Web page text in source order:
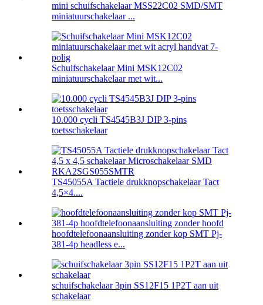
mini schuifschakelaar MSS22C02 SMD/SMT
miniatuurschakelaar ...
Schuifschakelaar Mini MSK12C02
miniatuurschakelaar met wit...
10.000 cycli TS4545B3J DIP 3-pins
toetsschakelaar
TS45055A Tactiele drukknopschakelaar Tact
4,5×4....
hoofdtelefoonaansluiting zonder kop SMT Pj-
381-4p headless e...
schuifschakelaar 3pin SS12F15 1P2T aan uit
schakelaar